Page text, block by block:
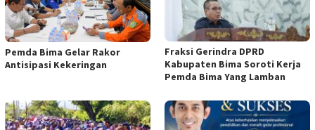
Pemda Bima Gelar Rakor
Antisipasi Kekeringan
Fraksi Gerindra DPRD
Kabupaten Bima Soroti Kerja
Pemda Bima Yang Lamban